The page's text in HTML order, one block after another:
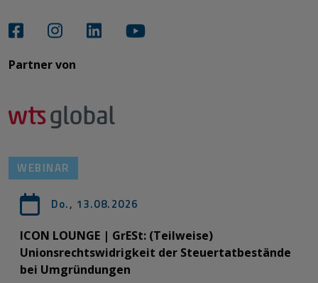
Partner von​​​​​​
WEBINAR
Do., 13.08.2026
ICON LOUNGE | GrESt: (Teilweise)
Unionsrechtswidrigkeit der Steuertatbestände
bei Umgründungen